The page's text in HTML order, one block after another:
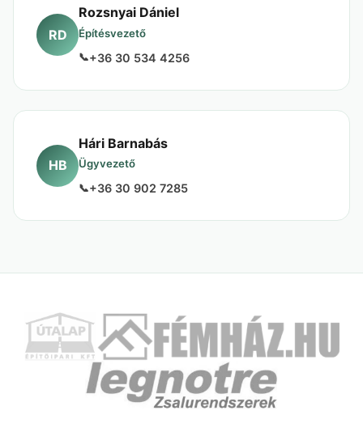
RD
Rozsnyai Dániel
Építésvezető
+36 30 534 4256
HB
Hári Barnabás
Ügyvezető
+36 30 902 7285